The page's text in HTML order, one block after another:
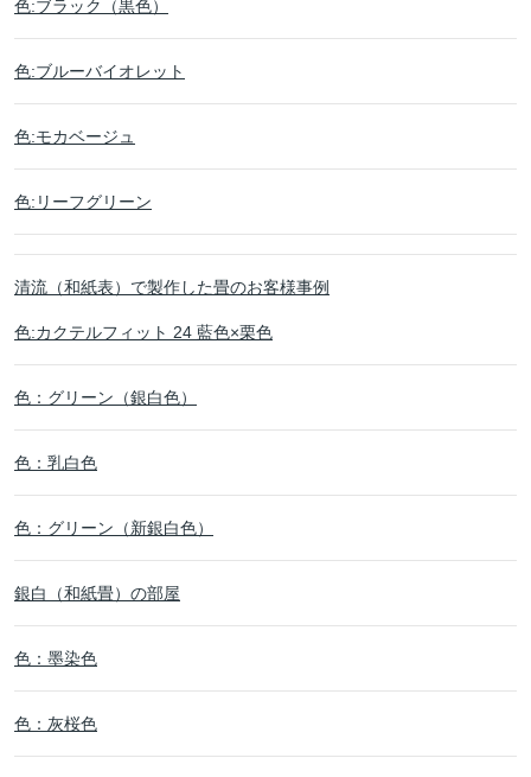
色:ブラック（黒色）
色:ブルーバイオレット
色:モカベージュ
色:リーフグリーン
清流（和紙表）で製作した畳のお客様事例
色:カクテルフィット 24 藍色×栗色
色：グリーン（銀白色）
色：乳白色
色：グリーン（新銀白色）
銀白（和紙畳）の部屋
色：墨染色
色：灰桜色